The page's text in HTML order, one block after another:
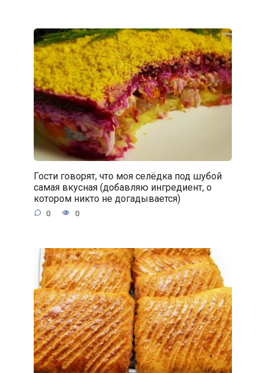
Гости говорят, что моя селёдка под шубой
самая вкусная (добавляю ингредиент, о
котором никто не догадывается)
0 0